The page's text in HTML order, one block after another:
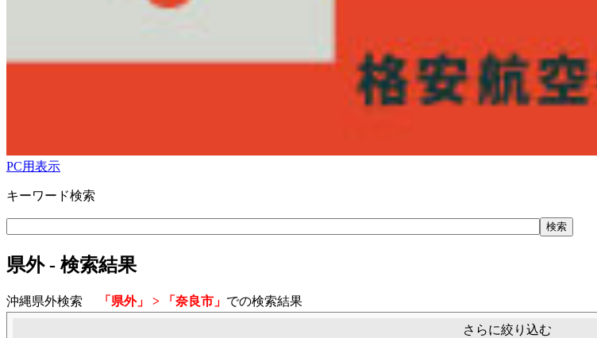
PC用表示
キーワード検索
県外 - 検索結果
沖縄県外検索 「県外」 > 「奈良市」 での検索結果
さらに絞り込む